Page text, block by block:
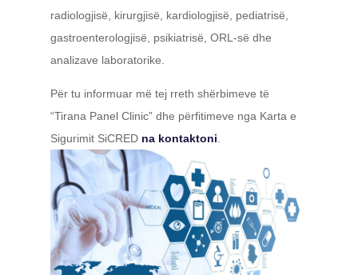
radiologjisë, kirurgjisë, kardiologjisë, pediatrisë,
gastroenterologjisë, psikiatrisë, ORL-së dhe
analizave laboratorike.
Për tu informuar më tej rreth shërbimeve të
“Tirana Panel Clinic” dhe përfitimeve nga Karta e
Sigurimit SiCRED na kontaktoni